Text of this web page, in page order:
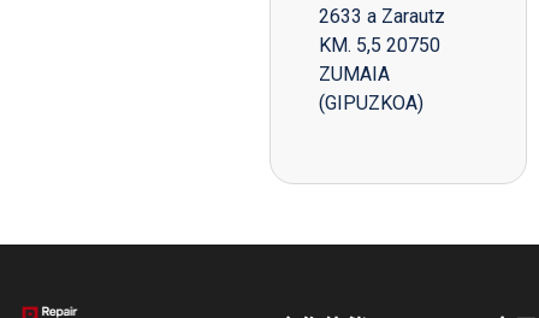
2633 a Zarautz
KM. 5,5 20750
ZUMAIA
(GIPUZKOA)